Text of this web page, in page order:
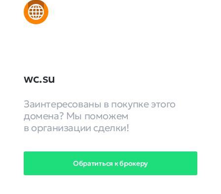
wc.su
Заинтересованы в покупке этого
домена? Мы поможем
в организации сделки!
Обратиться к брокеру